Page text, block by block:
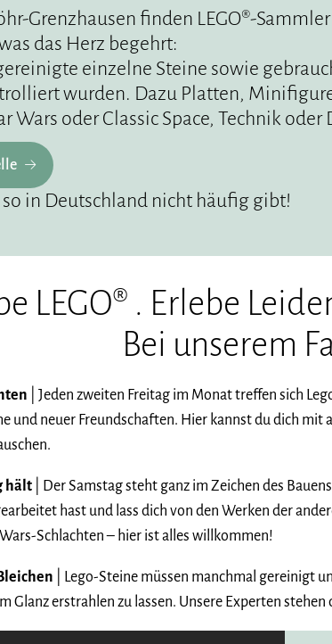
Grenzhausen finden LEGO®-
das Herz begehrt:
einzelne Steine sowie
wurden. Dazu Platten,
Wars oder Classic Space, Technik oder
in Deutschland nicht häufig gibt!
LEGO® . Erlebe
Bei unserem
| Jeden zweiten Freitag im Monat treffen sich
und neuer Freundschaften. Hier kannst du dich
hält
| Der Samstag steht ganz im Zeichen des
hast und lass dich von den Werken der
Schlachten – hier ist alles willkommen!
| Lego-Steine müssen manchmal gereinigt
Glanz erstrahlen zu lassen. Unsere Experten